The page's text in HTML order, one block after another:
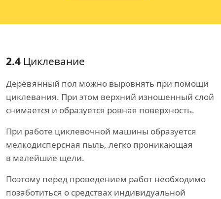
2.4 Циклевание
Деревянный пол можно выровнять при помощи
циклевания. При этом верхний изношенный слой
снимается и образуется ровная поверхность.
При работе циклевочной машины образуется
мелкодисперсная пыль, легко проникающая
в малейшие щели.
Поэтому перед проведением работ необходимо
позаботиться о средствах индивидуальной